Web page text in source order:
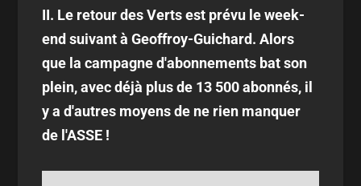
II. Le retour des Verts est prévu le week-
end suivant à Geoffroy-Guichard. Alors
que la campagne d'abonnements bat son
plein, avec déjà plus de 13 500 abonnés, il
y a d'autres moyens de ne rien manquer
de l'ASSE !